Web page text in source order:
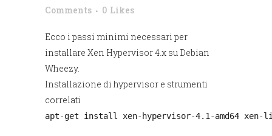
Comments
0 Likes
Ecco i passi minimi necessari per
installare Xen Hypervisor 4.x su Debian
Wheezy.
Installazione di hypervisor e strumenti
correlati
apt-get install xen-hypervisor-4.1-amd64 xen-